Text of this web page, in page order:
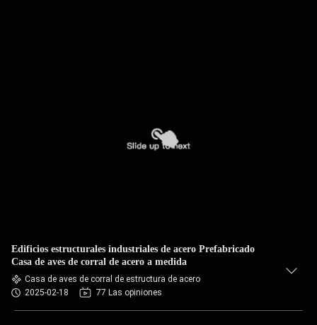
Edificios estructurales industriales de acero Prefabricado
Casa de aves de corral de acero a medida
Casa de aves de corral de estructura de acero
2025-02-18
77 Las opiniones